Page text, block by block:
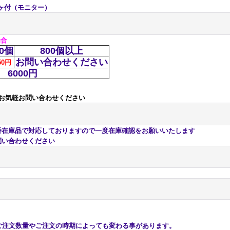
（モニター）
個 800個以上
円
お問い合わせください
6000円
気軽お問い合わせください
品で対応しておりますので一度在庫確認をお願いいたします
合わせください
数量やご注文の時期によっても変わる事があります。